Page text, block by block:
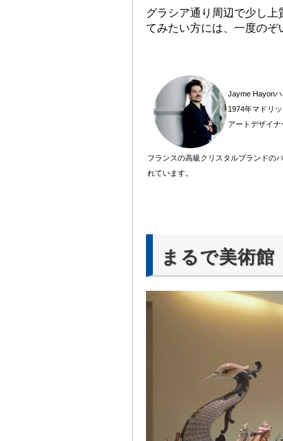
グラシア通り周辺で少し
てみたい方には、一度のぞ
Jayme Hayon
1974年マドリ
アートデザイナ
フランスの高級クリスタルブランドの
れています。
まるで美術館